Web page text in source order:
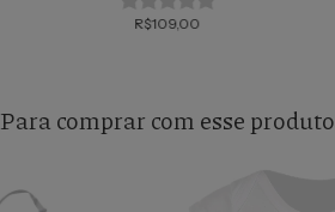
R$109,00
Para comprar com esse produto